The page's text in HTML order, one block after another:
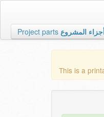
Project parts المشروع
This is a